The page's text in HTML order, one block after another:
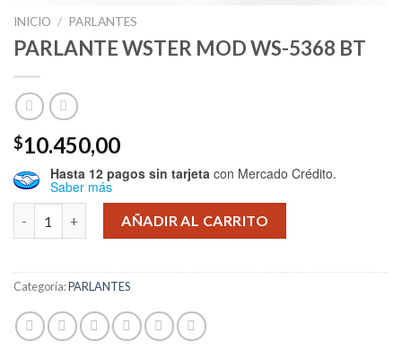
INICIO / PARLANTES
PARLANTE WSTER MOD WS-5368 BT
$10.450,00
Hasta 12 pagos sin tarjeta con Mercado Crédito.
Saber más
PARLANTE WSTER MOD WS-5368 BT cantidad
AÑADIR AL CARRITO
Categoría:PARLANTES